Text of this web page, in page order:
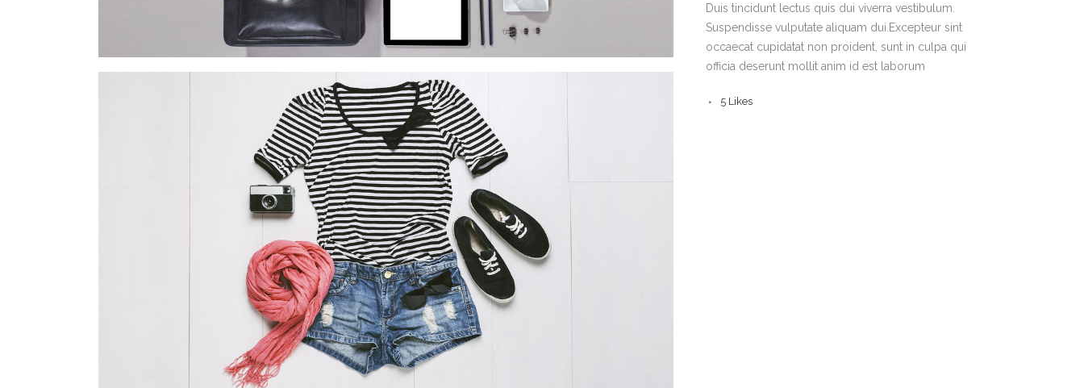
Duis tincidunt lectus quis dui viverra vestibulum.
Suspendisse vulputate aliquam dui.Excepteur sint
occaecat cupidatat non proident, sunt in culpa qui
officia deserunt mollit anim id est laborum
5 Likes